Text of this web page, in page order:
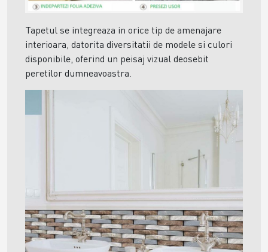
Tapetul se integreaza in orice tip de amenajare
interioara, datorita diversitatii de modele si culori
disponibile, oferind un peisaj vizual deosebit
peretilor dumneavoastra.